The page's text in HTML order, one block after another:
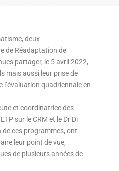
deux
de Réadaptation de
partager, le 5 avril 2022,
mais aussi leur prise de
l’évaluation quadriennale en
et coordinatrice des
sur le CRM et le Dr Di
de ces programmes, ont
leur point de vue,
de plusieurs années de